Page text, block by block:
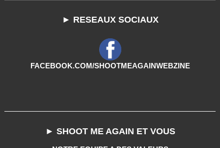
► RESEAUX SOCIAUX
FACEBOOK.COM/SHOOTMEAGAINWEBZINE
► SHOOT ME AGAIN ET VOUS